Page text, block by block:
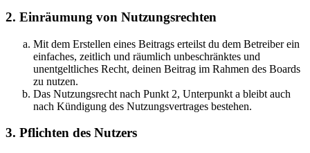
2. Einräumung von Nutzungsrechten
Mit dem Erstellen eines Beitrags erteilst du dem Betreiber ein
einfaches, zeitlich und räumlich unbeschränktes und
unentgeltliches Recht, deinen Beitrag im Rahmen des Boards
zu nutzen.
Das Nutzungsrecht nach Punkt 2, Unterpunkt a bleibt auch
nach Kündigung des Nutzungsvertrages bestehen.
3. Pflichten des Nutzers